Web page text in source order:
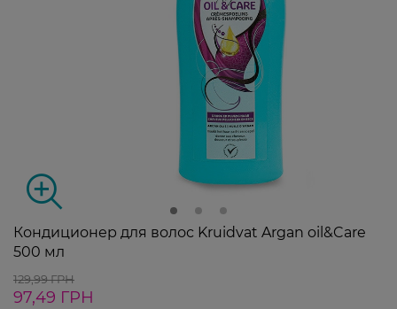
Кондиционер для волос Kruidvat Argan oil&Care
500 мл
129,99 ГРН
97,49 ГРН